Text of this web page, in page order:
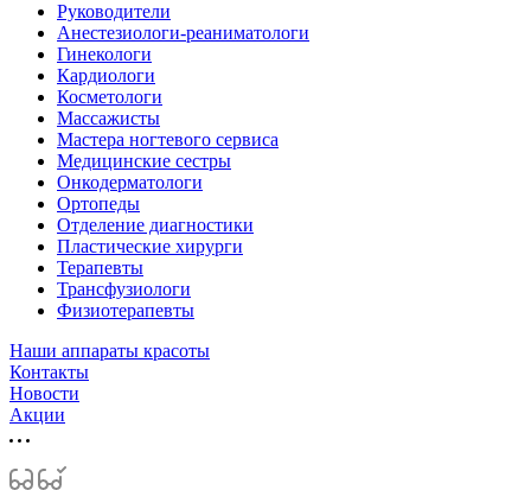
Руководители
Анестезиологи-реаниматологи
Гинекологи
Кардиологи
Косметологи
Массажисты
Мастера ногтевого сервиса
Медицинские сестры
Онкодерматологи
Ортопеды
Отделение диагностики
Пластические хирурги
Терапевты
Трансфузиологи
Физиотерапевты
Наши аппараты красоты
Контакты
Новости
Акции